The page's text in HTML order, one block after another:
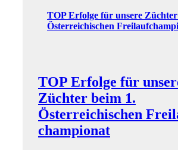
TOP Erfolge für unsere
Österreichischen
TOP Erfolge für
Züchter beim 1.
Österreichischen
championat